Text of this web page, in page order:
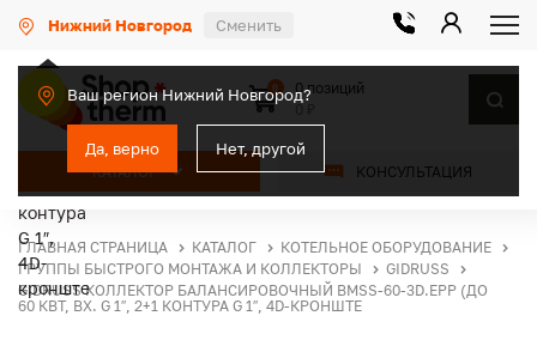
Нижний Новгород Сменить
Ваш регион Нижний Новгород?
Да, верно Нет, другой
КАТАЛОГ КОНСУЛЬТАЦИЯ
0
0 позиций
ГЛАВНАЯ СТРАНИЦА КАТАЛОГ
КОТЕЛЬНОЕ ОБОРУДОВАНИЕ
ГРУППЫ БЫСТРОГО МОНТАЖА И КОЛЛЕКТОРЫ
GIDRUSS
GIDRUSS КОЛЛЕКТОР БАЛАНСИРОВОЧНЫЙ BMSS-60-3D.EPP (ДО
60 КВТ, ВХ. G 1″, 2+1 КОНТУРА G 1″, 4D-КРОНШТЕ